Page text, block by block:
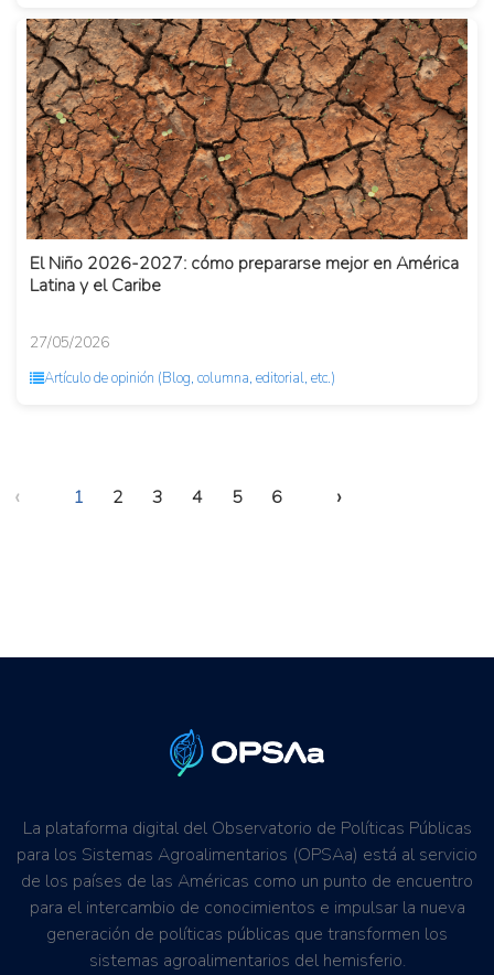
El Niño 2026-2027: cómo prepararse mejor en América
Latina y el Caribe
27/05/2026
Artículo de opinión (Blog, columna, editorial, etc.)
‹ 1 2 3 4 5 6 ›
La plataforma digital del Observatorio de Políticas Públicas
para los Sistemas Agroalimentarios (OPSAa) está al servicio
de los países de las Américas como un punto de encuentro
para el intercambio de conocimientos e impulsar la nueva
generación de políticas públicas que transformen los
sistemas agroalimentarios del hemisferio.